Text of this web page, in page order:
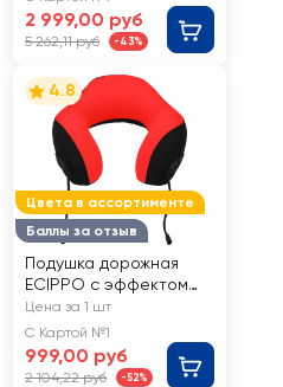
2 999,00 руб
5 262,11 руб -43%
Цвета в ассортименте
Баллы за отзыв
4.8
Подушка дорожная
ECIPPO с эффектом
памяти, в
ассортименте, в
чехле, Арт. MS-U055R
Цена за 1 шт
С Картой №1
999,00 руб
2 104,22 руб -52%